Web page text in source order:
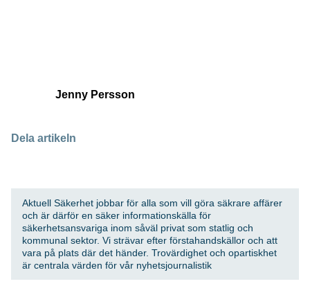
Jenny Persson
Dela artikeln
Aktuell Säkerhet jobbar för alla som vill göra säkrare affärer
och är därför en säker informationskälla för
säkerhetsansvariga inom såväl privat som statlig och
kommunal sektor. Vi strävar efter förstahandskällor och att
vara på plats där det händer. Trovärdighet och opartiskhet
är centrala värden för vår nyhetsjournalistik